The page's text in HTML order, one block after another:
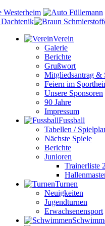
Verein
Galerie
Berichte
Grußwort
Mitgliedsantrag &
Feiern im
Unsere Sponsoren
90 Jahre
Impressum
Fussball
Tabellen /
Nächste Spiele
Berichte
Junioren
Trainerliste
Turnen
Neuigkeiten
Jugendturnen
Erwachsenensport